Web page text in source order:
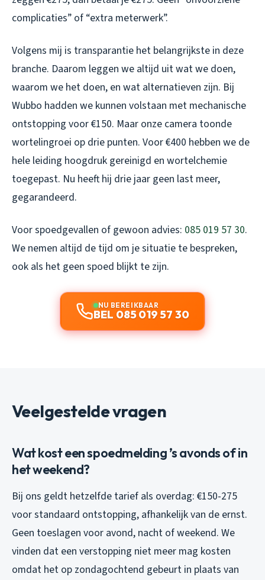
complicaties” of “extra meterwerk”.
Volgens mij is transparantie het belangrijkste in deze
branche. Daarom leggen we altijd uit wat we doen,
waarom we het doen, en wat alternatieven zijn. Bij
Wubbo hadden we kunnen volstaan met mechanische
ontstopping voor €150. Maar onze camera toonde
wortelingroei op drie punten. Voor €400 hebben we de
hele leiding hoogdruk gereinigd en wortelchemie
toegepast. Nu heeft hij drie jaar geen last meer,
gegarandeerd.
Voor spoedgevallen of gewoon advies: 085 019 57 30.
We nemen altijd de tijd om je situatie te bespreken,
ook als het geen spoed blijkt te zijn.
NU BEREIKBAAR
BEL 085 019 57 30
Veelgestelde vragen
Wat kost een spoedmelding ’s avonds of in
het weekend?
Bij ons geldt hetzelfde tarief als overdag: €150-275
voor standaard ontstopping, afhankelijk van de ernst.
Geen toeslagen voor avond, nacht of weekend. We
vinden dat een verstopping niet meer mag kosten
omdat het op zondagochtend gebeurt in plaats van